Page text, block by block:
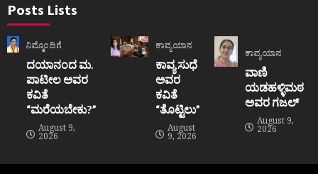
Posts Lists
ನಿಮ್ಮೊಂದಿಗೆ
ದಯಾನಂದ ಮ.
ಪಾಟೀಲ ಅವರ
ಕವಿತೆ
“ಮರೆಯಬೇಕು?”
August 9,
2026
ಕಾವ್ಯಯಾನ
ಕಾವ್ಯ ಸುಧೆ
ಅವರ
ಕವಿತೆ
“ತೊಟ್ಟಿಲು”
August
9, 2026
ಕಾವ್ಯಯಾನ
ವಾಣಿ
ಯಡಹಳ್ಳಿಮಠ
ಅವರ ಗಜಲ್
August 9,
2026